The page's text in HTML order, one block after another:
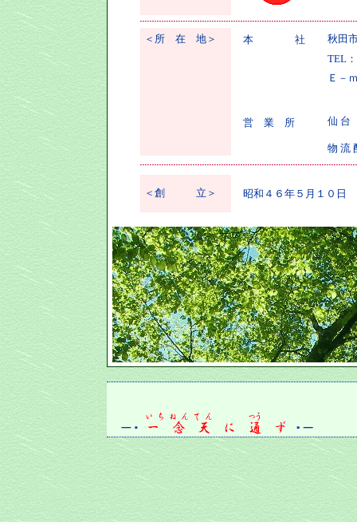
＜所 在 地＞ 本 社
秋田
TEL
Ｅ－
営 業 所 仙 台
物 流
＜創 立＞ 昭和４６年５月１０日